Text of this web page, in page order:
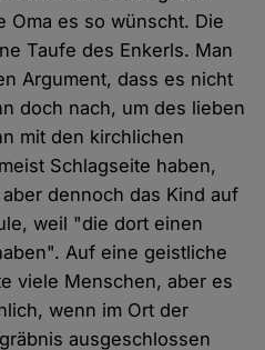
Oma es so wünscht. Die
Taufe des Enkerls. Man
Argument, dass es nicht
doch nach, um des lieben
mit den kirchlichen
Schlagseite haben,
dennoch das Kind auf
weil "die dort einen
Auf eine geistliche
viele Menschen, aber es
wenn im Ort der
ausgeschlossen